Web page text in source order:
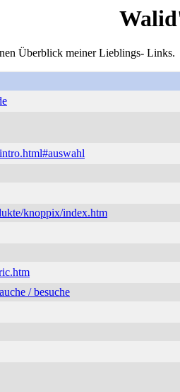
Überblick meiner Lieblings- Links.
knoppix/index.htm
/ besuche